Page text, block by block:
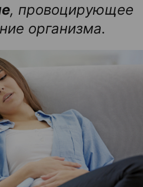
, провоцирующее
организма.